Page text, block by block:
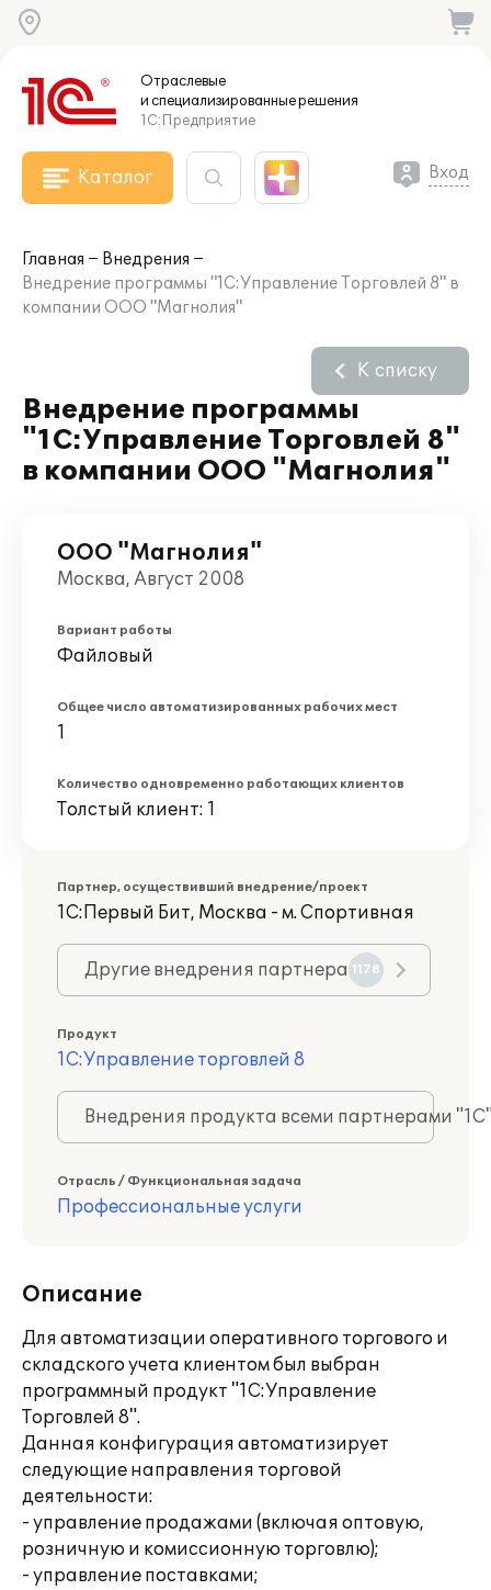
Отраслевые
и специализированныерешения
1С:Предприятие
Каталог Вход
Главная
Внедрения
Внедрение программы "1С:Управление Торговлей 8" в
компании ООО "Магнолия"
Внедрение программы
"1С:Управление Торговлей 8"
в компании ООО "Магнолия"
К списку
ООО "Магнолия"
Москва, Август 2008
Вариант работы
Файловый
Общее число автоматизированных рабочих мест
1
Количество одновременно работающих клиентов
Толстый клиент: 1
Партнер, осуществивший внедрение/проект
1С:Первый Бит, Москва - м. Спортивная
Другие внедрения партнера 1178
Продукт
1С:Управление торговлей 8
Внедрения продукта всеми партнерами
Отрасль / Функциональная задача
Профессиональные услуги
Описание
Для автоматизации оперативного торгового и
складского учета клиентом был выбран
программный продукт "1С:Управление
Торговлей 8".
Данная конфигурация автоматизирует
следующие направления торговой
деятельности:
- управление продажами (включая оптовую,
розничную и комиссионную торговлю);
- управление поставками;